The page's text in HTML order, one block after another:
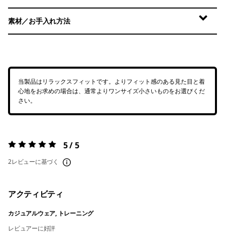
素材／お手入れ方法
当製品はリラックスフィットです。よりフィット感のある見た目と着
心地をお求めの場合は、通常よりワンサイズ小さいものをお選びくだ
さい。
評価:5 / 5 5 / 5
2レビューに基づく
アクティビティ
カジュアルウェア, トレーニング
レビュアーに好評